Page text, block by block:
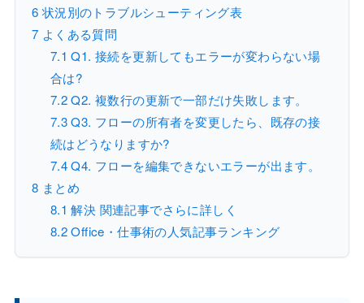
6 状況別のトラブルシューティング表
7 よくある質問
7.1 Q1. 接続を更新してもエラーが変わらない場
合は?
7.2Q2. 複数行の更新で一部だけ失敗します。
7.3Q3. フローの所有者を変更したら、既存の接
続はどうなりますか?
7.4Q4. フローを編集できないエラーが出ます。
8 まとめ
8.1 解決 関連記事でさらに詳しく
8.2Office・仕事術の人気記事ランキング